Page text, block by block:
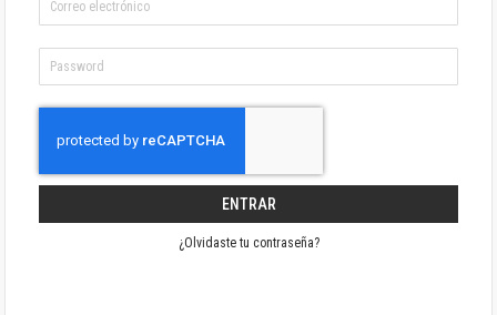
ENTRAR
¿Olvidaste tu contraseña?